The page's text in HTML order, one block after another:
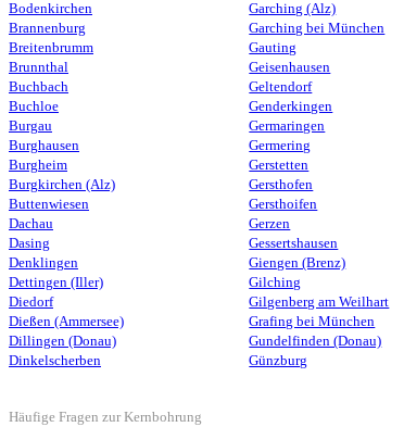
Bodenkirchen
Brannenburg
Breitenbrumm
Brunnthal
Buchbach
Buchloe
Burgau
Burghausen
Burgheim
Burgkirchen (Alz)
Buttenwiesen
Dachau
Dasing
Denklingen
Dettingen (Iller)
Diedorf
Dießen (Ammersee)
Dillingen (Donau)
Dinkelscherben
Garching (Alz)
Garching bei München
Gauting
Geisenhausen
Geltendorf
Genderkingen
Germaringen
Germering
Gerstetten
Gersthofen
Gersthoifen
Gerzen
Gessertshausen
Giengen (Brenz)
Gilching
Gilgenberg am Weilhart
Grafing bei München
Gundelfinden (Donau)
Günzburg
Häufige Fragen zur Kernbohrung